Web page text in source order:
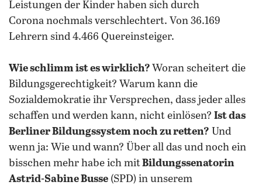
Leistungen der Kinder haben sich durch
Corona nochmals verschlechtert. Von 36.169
Lehrern sind 4.466 Quereinsteiger.
Wie schlimm ist es wirklich? Woran scheitert die
Bildungsgerechtigkeit? Warum kann die
Sozialdemokratie ihr Versprechen, dass jeder alles
schaffen und werden kann, nicht einlösen? Ist das
Berliner Bildungssystem noch zu retten? Und
wenn ja: Wie und wann? Über all das und noch ein
bisschen mehr habe ich mitBildungssenatorin
Astrid-Sabine Busse (SPD) in unserem